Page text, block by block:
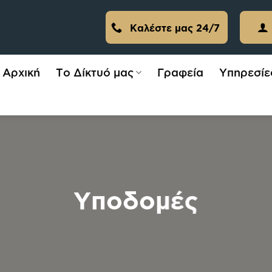
Καλέστε μας 24/7
Αρχική Το Δίκτυό μας Γραφεία
Υποδομές